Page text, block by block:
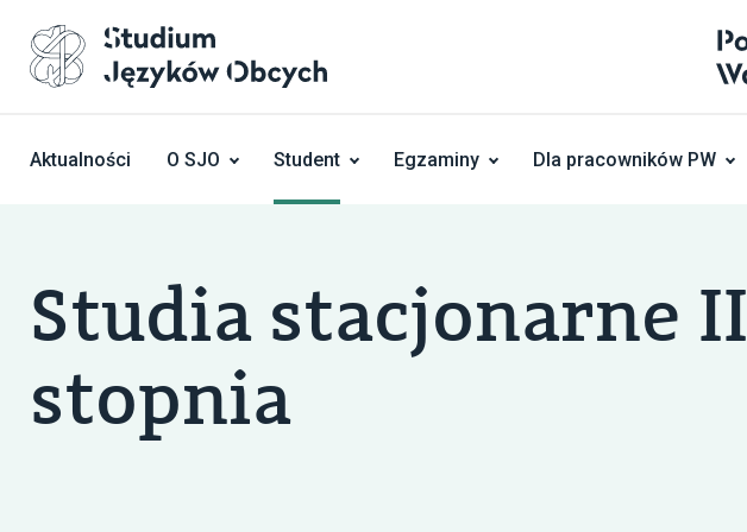
Aktualności O SJO Student Egzaminy Dla pracowników PW
Studia stacjonarne II
stopnia